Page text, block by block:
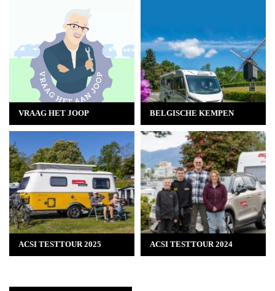
VRAAG HET JOOP
ACSI TESTTOUR 2025
BELGISCHE KEMPEN
ACSI TESTTOUR 2024